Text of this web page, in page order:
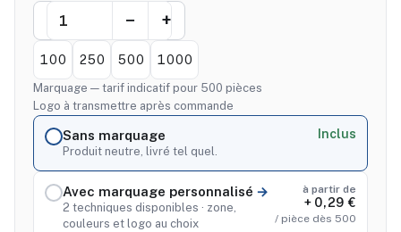
100 250 500 1000
Marquage — tarif indicatif pour 500 pièces
Logo à transmettre après commande
Sans marquage
Produit neutre, livré tel quel.
Inclus
Avec marquage personnalisé
2 techniques disponibles · zone,
couleurs et logo au choix
à partir de
+ 0,29 €
/ pièce dès 500